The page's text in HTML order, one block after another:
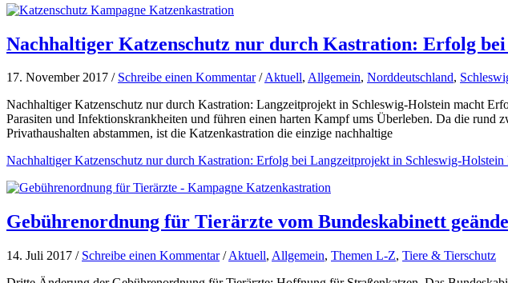
Nachhaltiger Katzenschutz nur durch Kastration: Erfolg
17. November 2017 / Schreibe einen Kommentar /Aktuell, Allgemein, Norddeutschland,
Nachhaltiger Katzenschutz nur durch Kastration: Langzeitprojekt in Schleswig-Holstein macht
Parasiten und Infektionskrankheiten und führen einen harten Kampf ums Überleben. Da die
Privathaushalten abstammen, ist die Katzenkastration die einzige nachhaltige
Nachhaltiger Katzenschutz nur durch Kastration: Erfolg bei Langzeitprojekt in Schleswig-Holstein
Gebührenordnung für Tierärzte vom Bundeskabinett
14. Juli 2017 / Schreibe einen Kommentar /Aktuell, Allgemein, Themen L-Z, Tiere & Tierschutz